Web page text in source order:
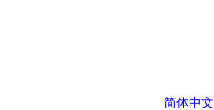
简体中文